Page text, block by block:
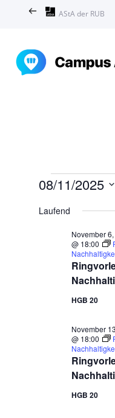
AStA der RUB
2025
08/11/2025
wählen.
Laufend
November
@ 18:00
HGB 20
November
@ 18:00
HGB 20